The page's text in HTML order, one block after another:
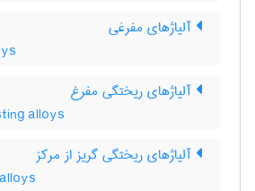
آلیاژهای مفرغی
آلیاژهای ریختگی مفرغ
alloys
آلیاژهای ریختگی گریز از مرکز